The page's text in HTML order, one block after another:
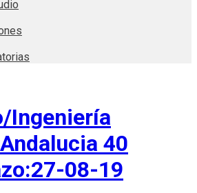
Ingeniería
40
08-19